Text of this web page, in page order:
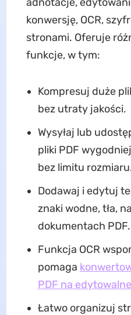
konwersję, OCR,
stronami. Oferuje
funkcje, w tym:
Kompresuj duże
bez utraty jakości.
Wysyłaj lub
pliki PDF
bez limitu
Dodawaj i edytuj
znaki wodne, tła,
dokumentach PDF.
Funkcja OCR
pomaga
PDF na
Łatwo organizuj